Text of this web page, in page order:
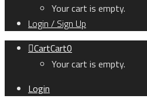
Your cart is empty.
Login / Sign Up
CartCart0
Your cart is empty.
Login